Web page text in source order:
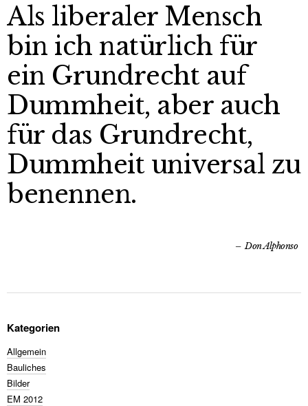
Als liberaler Mensch
bin ich natürlich für
ein Grundrecht auf
Dummheit, aber auch
für das Grundrecht,
Dummheit universal zu
benennen.
Don Alphonso
Kategorien
Allgemein
Bauliches
Bilder
EM 2012